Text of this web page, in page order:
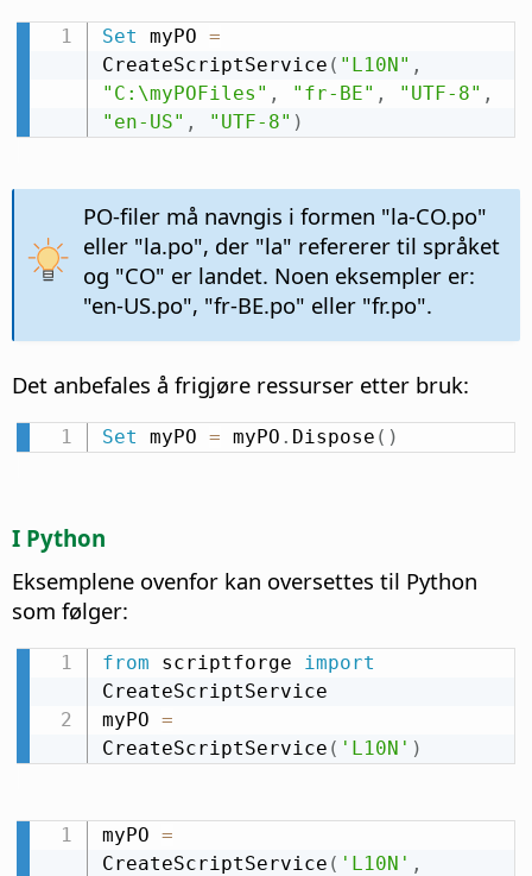
Set myPO =
CreateScriptService ( "L10N" ,
"C:\myPOFiles" , "fr-BE" , "UTF-8" ,
"en-US" , "UTF-8" )
PO-filer må navngis i formen "la-CO.po"
eller "la.po", der "la" refererer til språket
og "CO" er landet. Noen eksempler er:
"en-US.po", "fr-BE.po" eller "fr.po".
Det anbefales å frigjøre ressurser etter bruk:
Set myPO = myPO . Dispose ( )
I Python
Eksemplene ovenfor kan oversettes til Python
som følger:
from scriptforge
import
CreateScriptService
myPO =
CreateScriptService ( 'L10N' )
myPO =
CreateScriptService ( 'L10N' ,